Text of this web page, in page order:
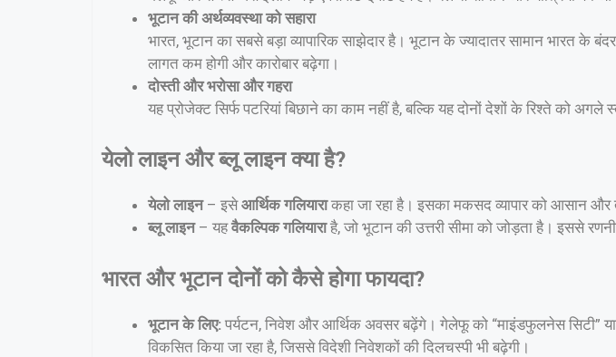
भूटान की अर्थव्यवस्था को सहारा
भारत, भूटान का सबसे बड़ा व्यापारिक साझेदार है। भूटान के ज्यादातर सामान भारत के
लागत कम होगी और कारोबार बढ़ेगा।
दोस्ती और भरोसा और गहरा
यह प्रोजेक्ट सिर्फ पटरियां बिछाने का काम नहीं है, बल्कि यह दोनों देशों के रिश्ते को अगले
येलो लाइन और ब्लू लाइन क्या है?
येलो लाइन– इसेआर्थिक गलियाराकहा जा रहा है। इसका मकसद व्यापार को आसान
ब्लू लाइन– यहवैकल्पिक गलियाराहै, जो भूटान की उत्तरी सीमा को जोड़ता है। इससे
भारत और भूटान दोनों को कैसे होगा फायदा?
भूटान के लिए: पर्यटन, निवेश और आर्थिक अवसर बढ़ेंगे। गेलेफू को “माइंडफुलनेस सिटी”
विकसित किया जा रहा है, जिससे विदेशी निवेशकों की दिलचस्पी भी बढ़ेगी।